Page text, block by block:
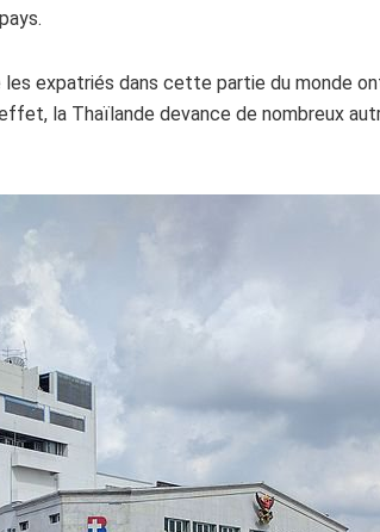
expatriés dans cette partie du monde
la Thaïlande devance de nombreux